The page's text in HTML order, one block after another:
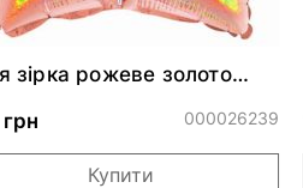
зірка рожеве золото
000026239
Купити